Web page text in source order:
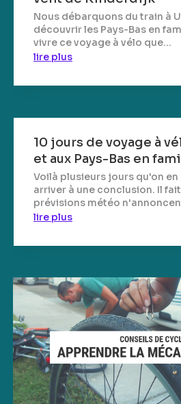
Nous débarquons du train à
découvrir les Pays-Bas en
vivre ce voyage à vélo que...
lire plus
10 jours de voyage à
et aux Pays-Bas en
Voilà plusieurs jours qu'on
arriver à une conclusion. Il
prévisions météo
lire plus